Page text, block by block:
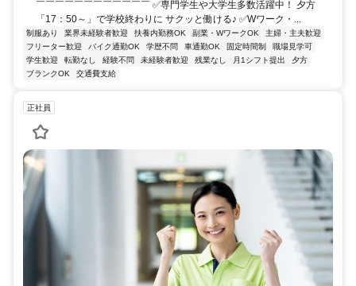
￣￣￣￣￣￣￣￣￣￣￣￣ ✅専門学生や大学生多数活躍中！ 夕方
「17：50～」で学校終わりに サクッと働ける♪ ✅Wワーク・...
制服あり 業界未経験者歓迎 扶養内勤務OK 副業・WワークOK
主婦・主夫歓迎
フリーター歓迎
バイク通勤OK 学歴不問 車通勤OK 固定時間制
職場見学可
学生歓迎
転勤なし 経験不問 未経験者歓迎 残業なし 月1シフト提出
夕方
ブランクOK
交通費支給
正社員